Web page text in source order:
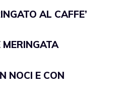
AL CAFFE’
NOCI E CON